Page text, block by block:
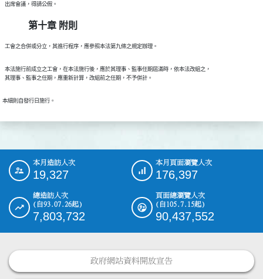
第十章 附則
  本法施行前成立之工會，在本法施行後，應於其理事、監事任期屆滿時，依本法改組之，
::: 本月造訪人次
19,327
本月頁面瀏覽人次
176,397
總造訪人次
(自93.07.26起)
7,803,732
頁面總瀏覽人次
(自105.7.15起)
90,437,552
政府網站資料開放宣告